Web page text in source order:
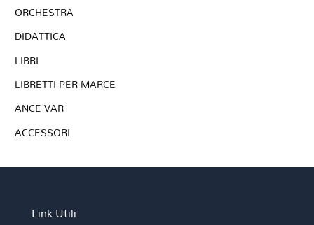
ORCHESTRA
DIDATTICA
LIBRI
LIBRETTI PER MARCE
ANCE VAR
ACCESSORI
Link Utili